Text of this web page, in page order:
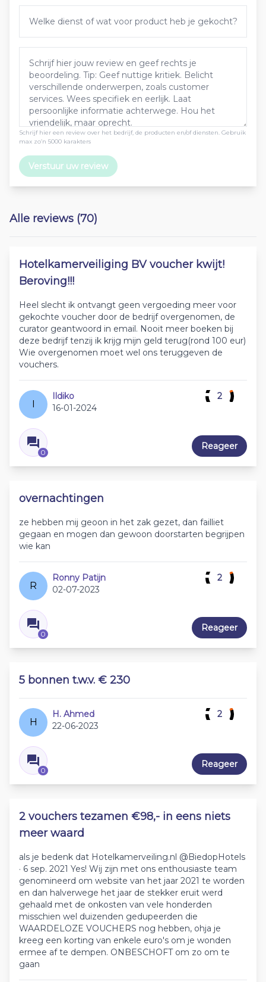
Schrijf hier een review over het bedrijf, de producten en/of diensten. Gebruik
max zo’n 5000 karakters
Verstuur uw review
Alle reviews (70)
Hotelkamerveiliging BV voucher kwijt!
Beroving!!!
Heel slecht ik ontvangt geen vergoeding meer voor
gekochte voucher door de bedrijf overgenomen, de
curator geantwoord in email. Nooit meer boeken bij
deze bedrijf tenzij ik krijg mijn geld terug(rond 100 eur)
Wie overgenomen moet wel ons teruggeven de
vouchers.
Ildiko
16-01-2024
0
2
Reageer
overnachtingen
ze hebben mij geoon in het zak gezet, dan failliet
gegaan en mogen dan gewoon doorstarten begrijpen
wie kan
R
Ronny Patijn
02-07-2023
0
2
Reageer
5 bonnen t.w.v. € 230
H
H. Ahmed
22-06-2023
0
2
Reageer
2 vouchers tezamen €98,- in eens niets
meer waard
als je bedenk dat Hotelkamerveiling.nl @BiedopHotels
· 6 sep. 2021 Yes! Wij zijn met ons enthousiaste team
genomineerd om website van het jaar 2021 te worden
en dan halverwege het jaar de stekker eruit werd
gehaald met de onkosten van vele honderden
misschien wel duizenden gedupeerden die
WAARDELOZE VOUCHERS nog hebben, ohja je
kreeg een korting van enkele euro's om je wonden
ermee af te dempen. ONBESCHOFT om zo om te
gaan